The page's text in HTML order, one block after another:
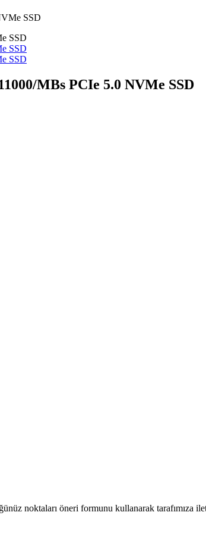
SSD
MBs PCIe 5.0 NVMe SSD
noktaları öneri formunu kullanarak tarafımıza